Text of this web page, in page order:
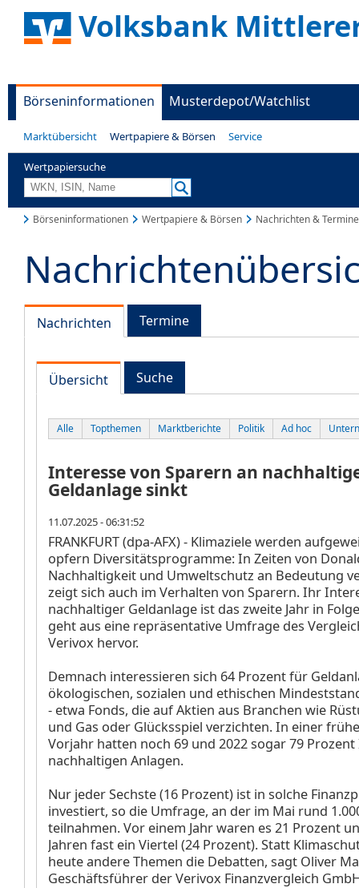
Volksbank
Börseninformationen Musterdepot/Watchlist
Marktübersicht Wertpapiere & Börsen Service
Wertpapiersuche
Börseninformationen Wertpapiere & Börsen Nachrichten & Termine
Nachrichten Termine
Übersicht Suche
Alle Topthemen Marktberichte Politik Ad hoc
Interesse von Sparern an
Geldanlage sinkt
11.07.2025 - 06:31:52
FRANKFURT (dpa-AFX) - Klimaziele werden
opfern Diversitätsprogramme: In Zeiten von
Nachhaltigkeit und Umweltschutz an Bedeutung
zeigt sich auch im Verhalten von Sparern. Ihr
nachhaltiger Geldanlage ist das zweite Jahr in
geht aus eine repräsentative Umfrage des
Verivox hervor.
Demnach interessieren sich 64 Prozent für
ökologischen, sozialen und ethischen
- etwa Fonds, die auf Aktien aus Branchen wie
und Gas oder Glücksspiel verzichten. In einer
Vorjahr hatten noch 69 und 2022 sogar 79
nachhaltigen Anlagen.
Nur jeder Sechste (16 Prozent) ist in solche
investiert, so die Umfrage, an der im Mai rund
teilnahmen. Vor einem Jahr waren es 21 Prozent
Jahren fast ein Viertel (24 Prozent). Statt
heute andere Themen die Debatten, sagt Oliver
Geschäftsführer der Verivox Finanzvergleich